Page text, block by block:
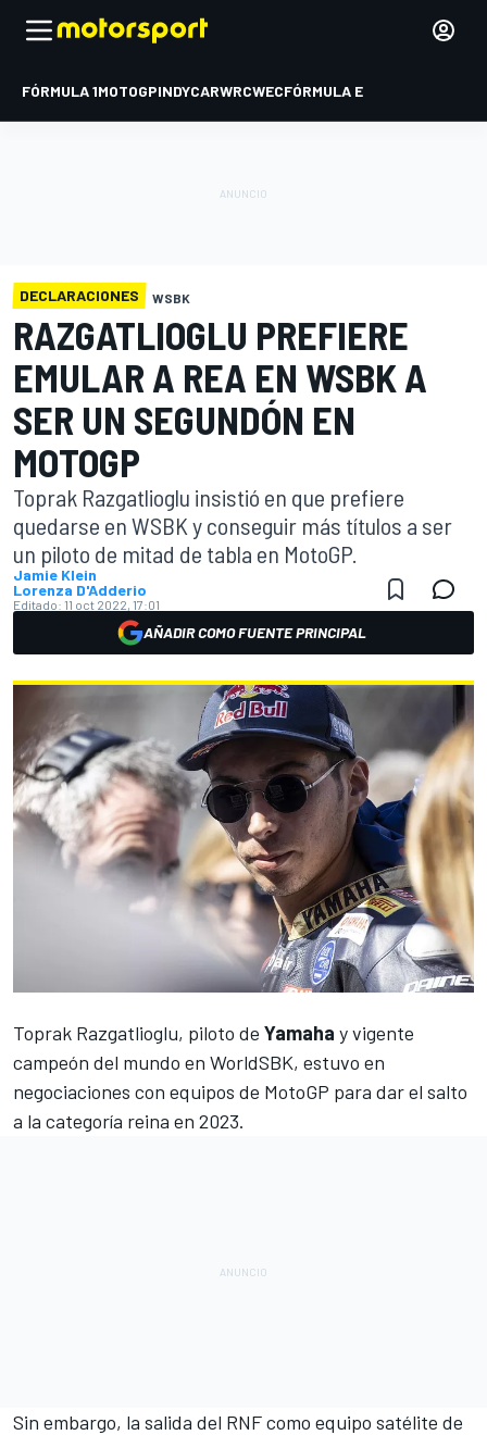
FÓRMULA 1MOTOGPINDYCARWRCWECFÓRMULA E
DECLARACIONES WSBK
RAZGATLIOGLU PREFIERE
EMULAR A REA EN WSBK A
SER UN SEGUNDÓN EN
MOTOGP
Toprak Razgatlioglu insistió en que prefiere
quedarse en WSBK y conseguir más títulos a ser
un piloto de mitad de tabla en MotoGP.
Jamie Klein
Lorenza D'Adderio
Editado: 11 oct 2022, 17:01
AÑADIR COMO FUENTE PRINCIPAL
Toprak Razgatlioglu, piloto de Yamaha y vigente
campeón del mundo en WorldSBK, estuvo en
negociaciones con equipos de MotoGP para dar el salto
a la categoría reina en 2023.
Sin embargo, la salida del RNF como equipo satélite de